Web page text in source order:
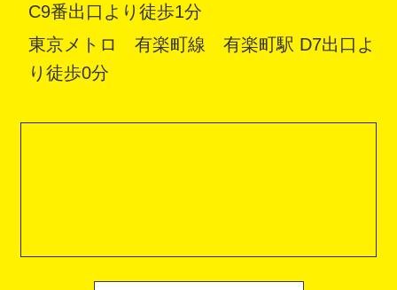
C9番出口より徒歩1分
東京メトロ 有楽町線 有楽町駅 D7出口よ
り徒歩0分